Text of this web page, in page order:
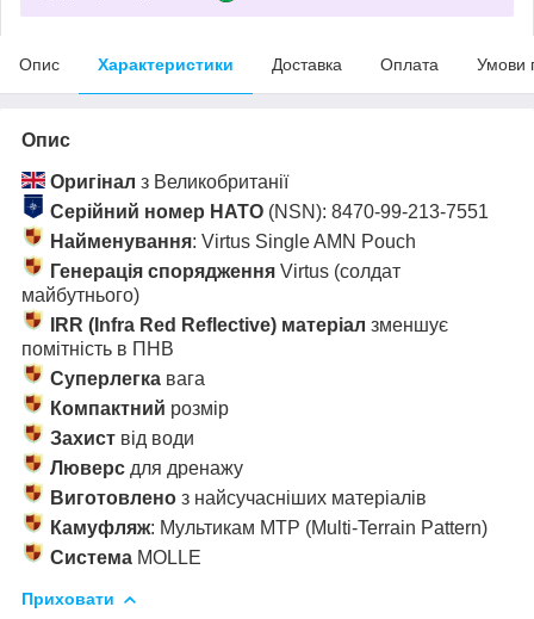
Опис Характеристики Доставка Оплата Умови
Опис
Оригінал з Великобританії
Серійний номер НАТО (NSN): 8470-99-213-7551
Найменування: Virtus Single AMN Pouch
Генерація спорядження Virtus (солдат
майбутнього)
IRR (Infra Red Reflective) матеріал зменшує
помітність в ПНВ
Суперлегка вага
Компактний розмір
Захист від води
Люверс для дренажу
Виготовлено з найсучасніших матеріалів
Камуфляж: Мультикам МТР (Multi-Terrain Pattern)
Система MOLLE
Приховати